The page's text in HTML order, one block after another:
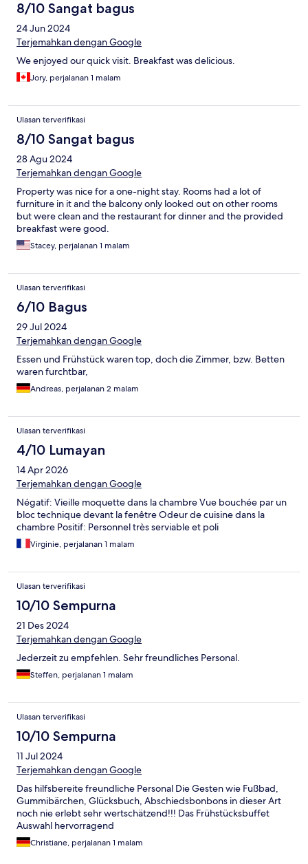
8/10 Sangat bagus
24 Jun 2024
Terjemahkan dengan Google
We enjoyed our quick visit. Breakfast was delicious.
Jory, perjalanan 1 malam
Ulasan terverifikasi
8/10 Sangat bagus
28 Agu 2024
Terjemahkan dengan Google
Property was nice for a one-night stay. Rooms had a lot of
furniture in it and the balcony only looked out on other rooms
but were clean and the restaurant for dinner and the provided
breakfast were good.
Stacey, perjalanan 1 malam
Ulasan terverifikasi
6/10 Bagus
29 Jul 2024
Terjemahkan dengan Google
Essen und Frühstück waren top, doch die Zimmer, bzw. Betten
waren furchtbar,
Andreas, perjalanan 2 malam
Ulasan terverifikasi
4/10 Lumayan
14 Apr 2026
Terjemahkan dengan Google
Négatif: Vieille moquette dans la chambre Vue bouchée par un
bloc technique devant la fenêtre Odeur de cuisine dans la
chambre Positif: Personnel très serviable et poli
Virginie, perjalanan 1 malam
Ulasan terverifikasi
10/10 Sempurna
21 Des 2024
Terjemahkan dengan Google
Jederzeit zu empfehlen. Sehr freundliches Personal.
Steffen, perjalanan 1 malam
Ulasan terverifikasi
10/10 Sempurna
11 Jul 2024
Terjemahkan dengan Google
Das hilfsbereite freundliche Personal Die Gesten wie Fußbad,
Gummibärchen, Glücksbuch, Abschiedsbonbons in dieser Art
noch nie erlebt sehr wertschätzend!!! Das Frühstücksbuffet
Auswahl hervorragend
Christiane, perjalanan 1 malam